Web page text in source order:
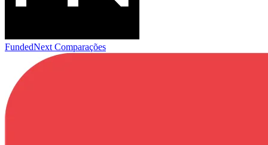
FundedNext Comparações